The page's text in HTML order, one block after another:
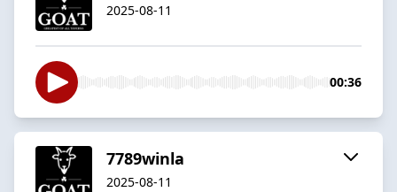
2025-08-11
00:36
7789winla
2025-08-11